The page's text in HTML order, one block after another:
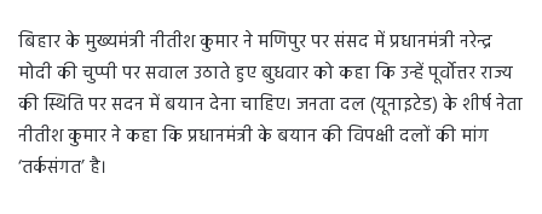
बिहार के मुख्यमंत्री नीतीश कुमार ने मणिपुर पर संसद में प्रधानमंत्री नरेन्द्र
मोदी की चुप्पी पर सवाल उठाते हुए बुधवार को कहा कि उन्हें पूर्वोत्तर राज्य
की स्थिति पर सदन में बयान देना चाहिए। जनता दल (यूनाइटेड) के शीर्ष नेता
नीतीश कुमार ने कहा कि प्रधानमंत्री के बयान की विपक्षी दलों की मांग
‘तर्कसंगत’ है।